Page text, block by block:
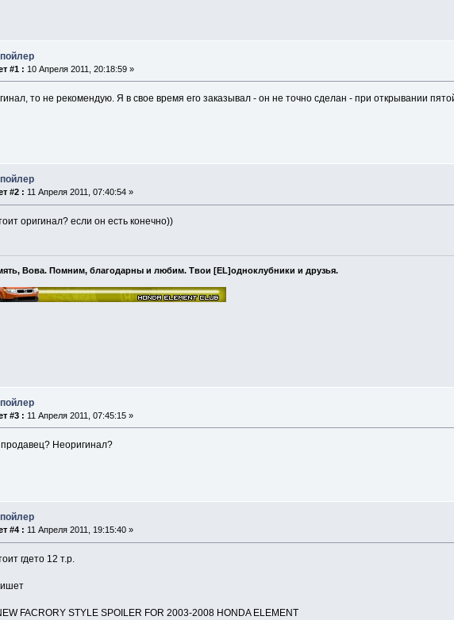
#1 : 10 Апреля 2011, 20:18:59 »
то не рекомендую. Я в свое время его заказывал - он не точно сделан - при открывании
#2 : 11 Апреля 2011, 07:40:54 »
оригинал? если он есть конечно))
Вова. Помним, благодарны и любим. Твои [EL]одноклубники и друзья.
#3 : 11 Апреля 2011, 07:45:15 »
продавец? Неоригинал?
#4 : 11 Апреля 2011, 19:15:40 »
гдето 12 т.р.
FACRORY STYLE SPOILER FOR 2003-2008 HONDA ELEMENT